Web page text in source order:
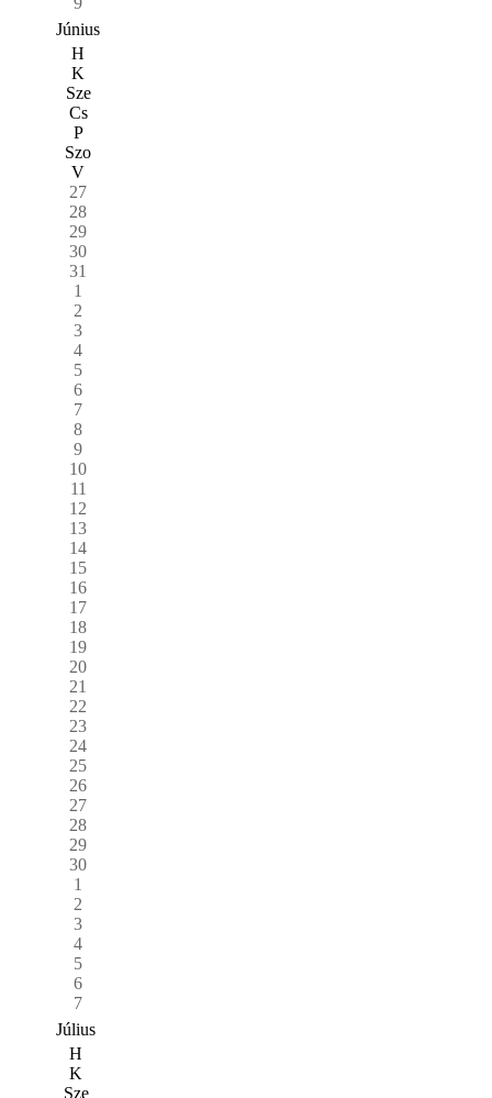
Június
H
K
Sze
Cs
P
Szo
V
27
28
29
30
31
1
2
3
4
5
6
7
8
9
10
11
12
13
14
15
16
17
18
19
20
21
22
23
24
25
26
27
28
29
30
1
2
3
4
5
6
7
Július
H
K
Sze